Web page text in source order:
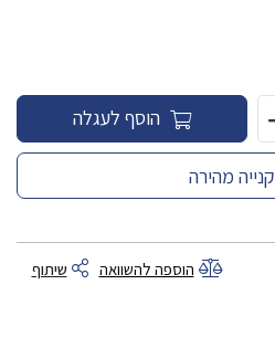
הוסף לעגלה
קנייה מהירה
הוספה להשוואה
שיתוף